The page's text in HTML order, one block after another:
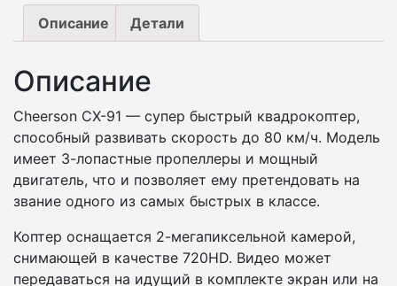
Описание Детали
Описание
Cheerson CX-91 — супер быстрый квадрокоптер,
способный развивать скорость до 80 км/ч. Модель
имеет 3-лопастные пропеллеры и мощный
двигатель, что и позволяет ему претендовать на
звание одного из самых быстрых в классе.
Коптер оснащается 2-мегапиксельной камерой,
снимающей в качестве 720HD. Видео может
передаваться на идущий в комплекте экран или на